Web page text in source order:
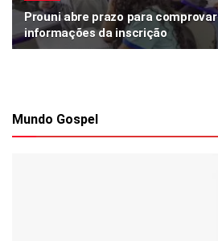
Prouni abre prazo para comprovar
informações da inscrição
Mundo Gospel